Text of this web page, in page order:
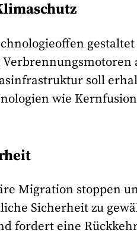
soll
wie
Migration stoppen
Sicherheit zu
fordert eine